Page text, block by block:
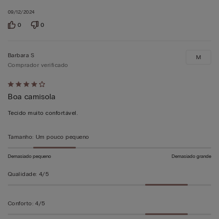
09/12/2024
0 0
Atribuiu
4
em
Barbara S
Comprador verificado
Boa camisola
Tecido muito confortável.
M
Tamanho: Um pouco pequeno
Demasiado pequeno Demasiado grande
Qualidade: 4/5
Conforto: 4/5